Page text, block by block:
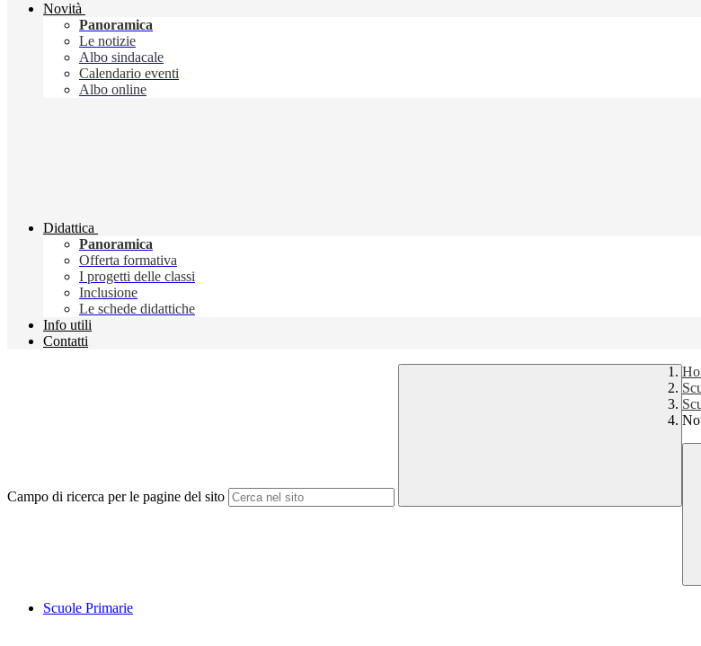
Novità
Panoramica
Le notizie
Albo sindacale
Calendario eventi
Albo online
Didattica
Panoramica
Offerta formativa
I progetti delle classi
Inclusione
Le schede didattiche
Info utili
Contatti
Campo di ricerca per le pagine del sito
Scuole Primarie